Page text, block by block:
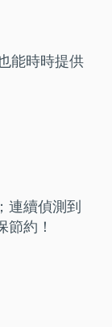
能時時提供
連續偵測到
約！